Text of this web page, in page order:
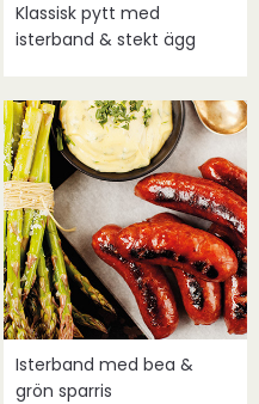
Klassisk pytt med
isterband & stekt ägg
Isterband med bea &
grön sparris